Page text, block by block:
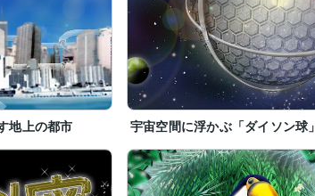
地上の都市 宇宙空間に浮かぶ「ダイソン球」